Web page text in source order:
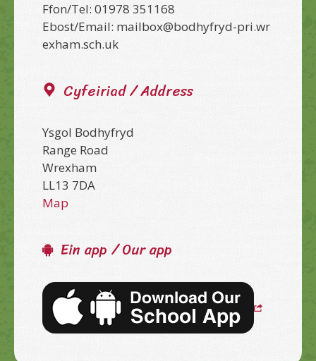
Ffon/Tel: 01978 351168
Ebost/Email: mailbox@bodhyfryd-pri.wr
exham.sch.uk
Cyfeiriad / Address
Ysgol Bodhyfryd
Range Road
Wrexham
LL13 7DA
Map
Ein app / Our app